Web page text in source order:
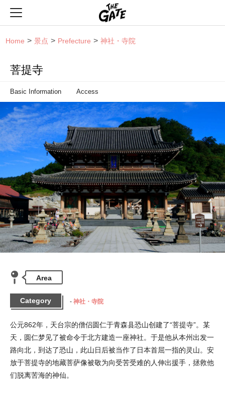
Home 景点 Prefecture 神社・寺院
菩提寺
Basic Information Access
Area
Category 神社・寺院
公元862年，天台宗的僧侣圆仁于青森县恐山创建了“菩提寺”。某
天，圆仁梦见了被命令于北方建造一座神社。于是他从本州出发一
路向北，到达了恐山，此山日后被当作了日本首屈一指的灵山。安
放于菩提寺的地藏菩萨像被敬为向受苦受难的人伸出援手，拯救他
们脱离苦海的神仙。